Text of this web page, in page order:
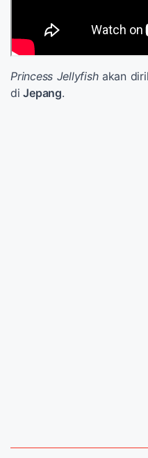
Princess Jellyfishakan
diJepang.